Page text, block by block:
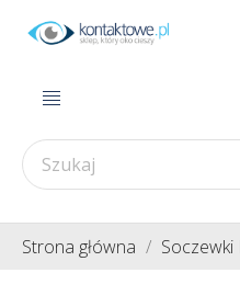
Strona główna